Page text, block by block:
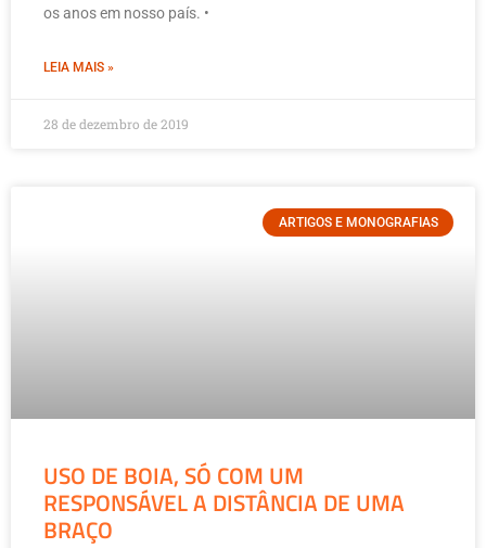
os anos em nosso país. •
LEIA MAIS »
28 de dezembro de 2019
ARTIGOS E MONOGRAFIAS
USO DE BOIA, SÓ COM UM
RESPONSÁVEL A DISTÂNCIA DE UMA
BRAÇO